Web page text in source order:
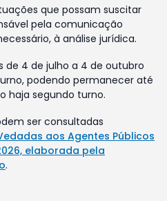
que possam suscitar
pela comunicação
à análise jurídica.
de 4 de julho a 4 de outubro
podendo permanecer até
haja segundo turno.
ser consultadas
aos Agentes Públicos
elaborada pela
.